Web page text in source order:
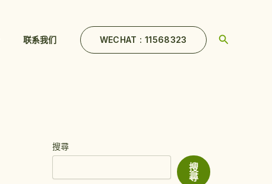
联系我们 WECHAT : 11568323 Search
搜尋
搜
尋